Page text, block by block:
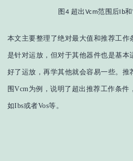
图 4 超出 Vcm范围后Ib和
本文主要整理了绝对最大值和推荐工作
是针对运放，但对于其他器件也是基本
好了运放，再学其他就会容易一些。推
围Vcm为例，说明了超出推荐工作条件
如Ibs或者Vos等。